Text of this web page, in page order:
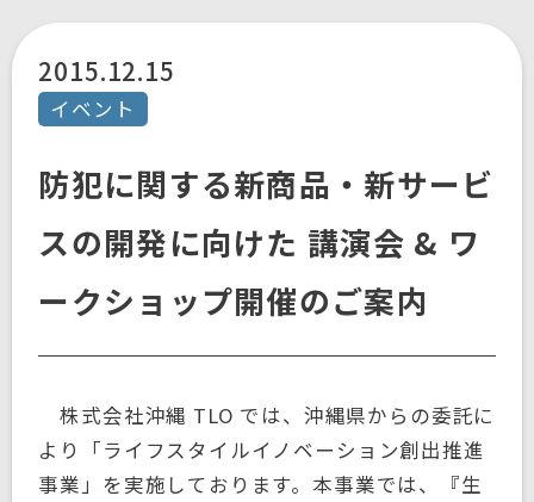
2015.12.15
イベント
防犯に関する新商品・新サービ
スの開発に向けた 講演会 & ワ
ークショップ開催のご案内
株式会社沖縄 TLO では、沖縄県からの委託に
より「ライフスタイルイノベーション創出推進
事業」を実施しております。本事業では、『生